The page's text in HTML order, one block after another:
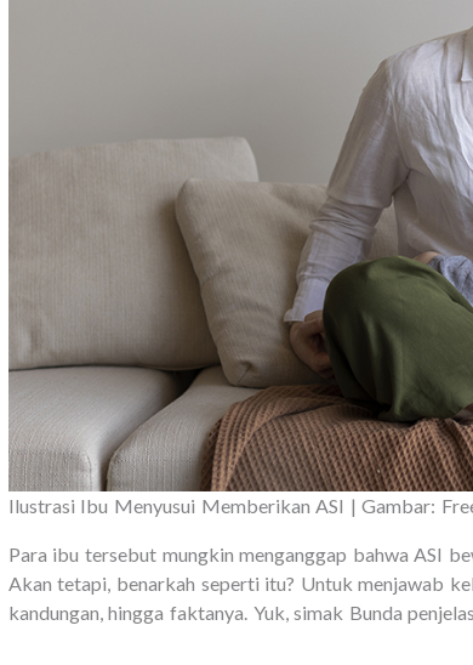
Ilustrasi Ibu Menyusui Memberikan ASI | Gambar:
Para ibu tersebut mungkin menganggap bahwa ASI
Akan tetapi, benarkah seperti itu? Untuk menjawab
kandungan, hingga faktanya. Yuk, simak Bunda